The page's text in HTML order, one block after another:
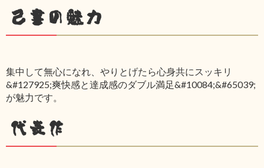
己書の魅力
集中して無心になれ、やりとげたら心身共にスッキリ
&#127925;爽快感と達成感のダブル満足&#10084;&#65039;
が魅力です。
代表作